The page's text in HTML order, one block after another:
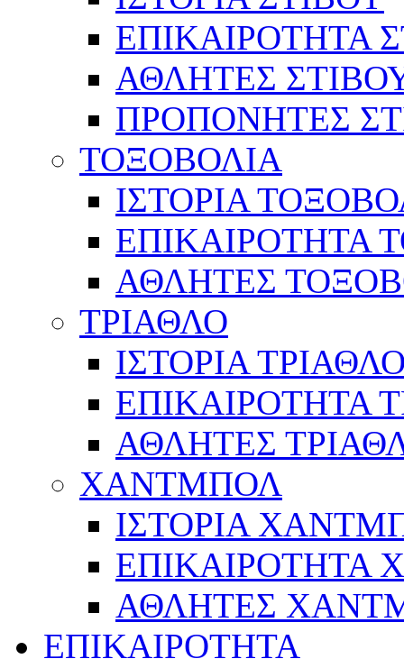
ΕΠΙΚΑΙΡΟΤΗΤΑ
ΑΘΛΗΤΕΣ
ΠΡΟΠΟΝΗΤΕΣ
ΤΟΞΟΒΟΛΙΑ
ΙΣΤΟΡΙΑ
ΕΠΙΚΑΙΡΟΤΗΤΑ
ΑΘΛΗΤΕΣ
ΤΡΙΑΘΛΟ
ΙΣΤΟΡΙΑ
ΕΠΙΚΑΙΡΟΤΗΤΑ
ΑΘΛΗΤΕΣ
ΧΑΝΤΜΠΟΛ
ΙΣΤΟΡΙΑ
ΕΠΙΚΑΙΡΟΤΗΤΑ
ΑΘΛΗΤΕΣ
ΕΠΙΚΑΙΡΟΤΗΤΑ